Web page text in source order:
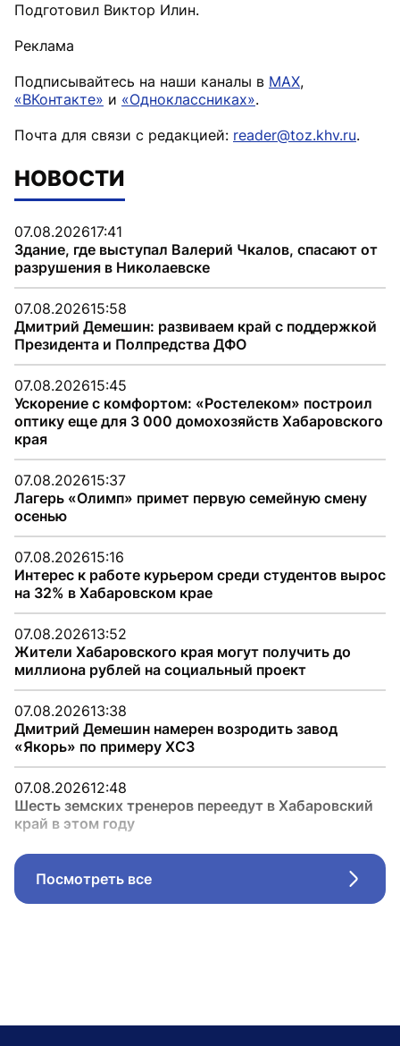
Подготовил Виктор Илин.
Реклама
Подписывайтесь на наши каналы в MAX,
«ВКонтакте» и «Одноклассниках».
Почта для связи с редакцией: reader@toz.khv.ru.
НОВОСТИ
07.08.202617:41
Здание, где выступал Валерий Чкалов, спасают от
разрушения в Николаевске
07.08.202615:58
Дмитрий Демешин: развиваем край с поддержкой
Президента и Полпредства ДФО
07.08.202615:45
Ускорение с комфортом: «Ростелеком» построил
оптику еще для 3 000 домохозяйств Хабаровского
края
07.08.202615:37
Лагерь «Олимп» примет первую семейную смену
осенью
07.08.202615:16
Интерес к работе курьером среди студентов вырос
на 32% в Хабаровском крае
07.08.202613:52
Жители Хабаровского края могут получить до
миллиона рублей на социальный проект
07.08.202613:38
Дмитрий Демешин намерен возродить завод
«Якорь» по примеру ХСЗ
07.08.202612:48
Шесть земских тренеров переедут в Хабаровский
край в этом году
Посмотреть все